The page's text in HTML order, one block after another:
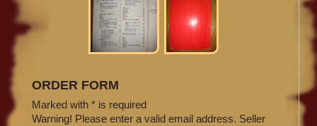
ORDER FORM
Marked with * is required
Warning! Please enter a valid email address. Seller